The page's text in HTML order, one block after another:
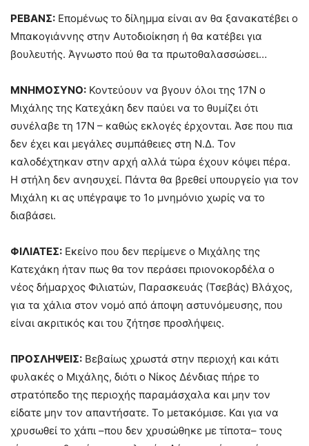
ΡΕΒΑΝΣ: Επομένως το δίλημμα είναι αν θα ξανακατέβει ο
Μπακογιάννης στην Αυτοδιοίκηση ή θα κατέβει για
βουλευτής. Άγνωστο πού θα τα πρωτοθαλασσώσει…
ΜΝΗΜΟΣΥΝΟ: Κοντεύουν να βγουν όλοι της 17Ν ο
Μιχάλης της Κατεχάκη δεν παύει να το θυμίζει ότι
συνέλαβε τη 17Ν – καθώς εκλογές έρχονται. Άσε που πια
δεν έχει και μεγάλες συμπάθειες στη Ν.Δ. Τον
καλοδέχτηκαν στην αρχή αλλά τώρα έχουν κόψει πέρα.
Η στήλη δεν ανησυχεί. Πάντα θα βρεθεί υπουργείο για τον
Μιχάλη κι ας υπέγραψε το 1ο μνημόνιο χωρίς να το
διαβάσει.
ΦΙΛΙΑΤΕΣ: Εκείνο που δεν περίμενε ο Μιχάλης της
Κατεχάκη ήταν πως θα τον περάσει πριονοκορδέλα ο
νέος δήμαρχος Φιλιατών, Παρασκευάς (Τσεβάς) Βλάχος,
για τα χάλια στον νομό από άποψη αστυνόμευσης, που
είναι ακριτικός και του ζήτησε προσλήψεις.
ΠΡΟΣΛΗΨΕΙΣ: Βεβαίως χρωστά στην περιοχή και κάτι
φυλακές ο Μιχάλης, διότι ο Νίκος Δένδιας πήρε το
στρατόπεδο της περιοχής παραμάσχαλα και μην τον
είδατε μην τον απαντήσατε. Το μετακόμισε. Και για να
χρυσωθεί το χάπι –που δεν χρυσώθηκε με τίποτα– τους